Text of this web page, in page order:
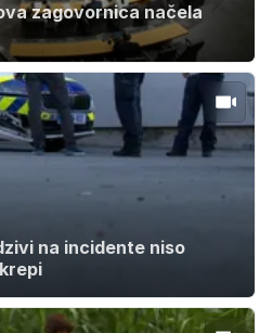
zagovornica načela
na incidente niso